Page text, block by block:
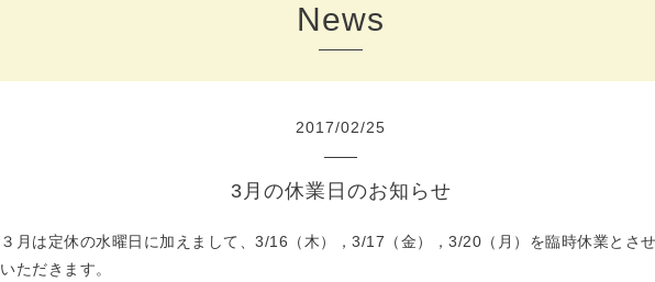
News
2017/02/25
3月の休業日のお知らせ
３月は定休の水曜日に加えまして、3/16（木），3/17（金），3/20（月）を臨時休業とさ
いただきます。